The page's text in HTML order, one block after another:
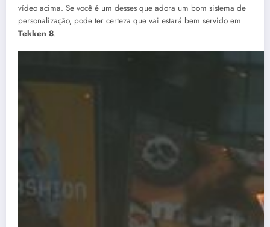
vídeo acima. Se você é um desses que adora um bom sistema de
personalização, pode ter certeza que vai estará bem servido em
Tekken 8.